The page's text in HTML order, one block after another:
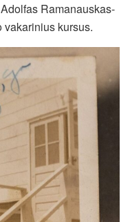
Ramanauskas-
kursus.